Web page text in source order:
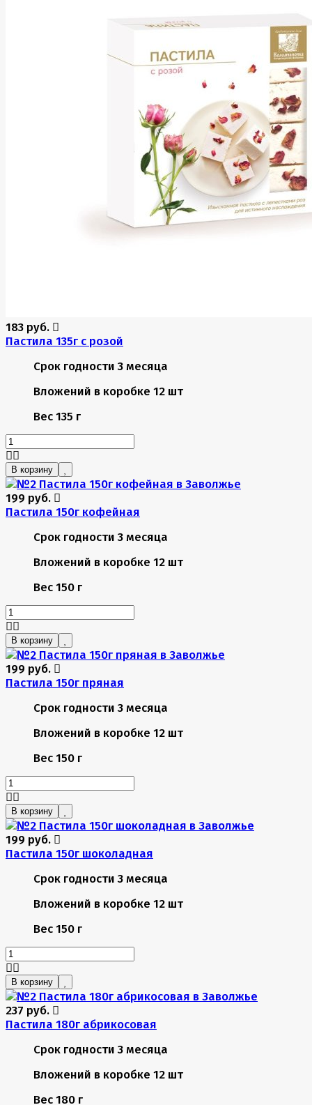
183 руб.
Пастила 135г с розой
Срок годности 3 месяца
Вложений в коробке 12 шт
Вес 135 г
В корзину
199 руб.
Пастила 150г кофейная
Срок годности 3 месяца
Вложений в коробке 12 шт
Вес 150 г
В корзину
199 руб.
Пастила 150г пряная
Срок годности 3 месяца
Вложений в коробке 12 шт
Вес 150 г
В корзину
199 руб.
Пастила 150г шоколадная
Срок годности 3 месяца
Вложений в коробке 12 шт
Вес 150 г
В корзину
237 руб.
Пастила 180г абрикосовая
Срок годности 3 месяца
Вложений в коробке 12 шт
Вес 180 г